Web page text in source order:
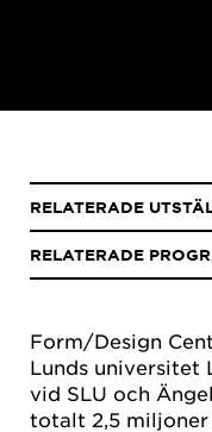
Form/Design
Lunds universitet
vid SLU och
totalt 2,5
RELATERADE
RELATERADE